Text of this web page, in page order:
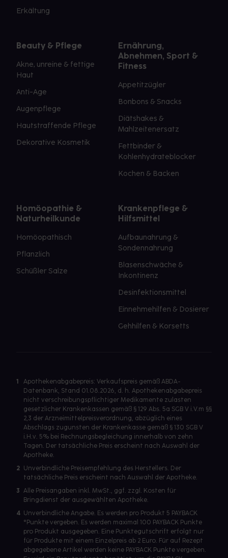
Erkältung
Beauty & Pflege
Akne, unreine & fettige
Haut
Anti-Age
Augenpflege
Hautstraffende Pflege
Dekorative Kosmetik
Ernährung,
Abnehmen, Sport &
Fitness
Appetitzügler
Bonbons & Snacks
Diätshakes &
Mahlzeitenersatz
Fettbinder &
Kohlenhydrateblocker
Kochen & Backen
Homöopathie &
Naturheilkunde
Homöopathisch
Pflanzlich
Schüßler Salze
Krankenpflege &
Hilfsmittel
Aufbaunahrung &
Sondennahrung
Blasenschwäche &
Inkontinenz
Desinfektionsmittel
Einnehmehilfen & Dosierer
Gehhilfen & Korsetts
1
Apothekenabgabepreis: Verkaufspreis gemäß ABDA-
Datenbank, Stand 01.08.2026, d. h. Apothekenabgabepreis
nicht verschreibungspflichtiger Medikamente zulasten
gesetzlicher Krankenkassen gemäß § 129 Abs. 5a SGB V i.V.m §§
2,3 der Arzneimittelpreisverordnung, abzüglich eines
Abschlags zugunsten der Krankenkasse gemäß § 130 SGB V
i.H.v. 5% bei Rechnungsbegleichung innerhalb von zehn
Tagen. Der tatsächliche Preis erscheint nach Auswahl der
Apotheke.
2 Unverbindliche Preisempfehlung des Herstellers. Der
tatsächliche Preis erscheint nach Auswahl der Apotheke.
3 Alle Preisangaben inkl. MwSt., ggf. zzgl. Kosten für
Bringdienst der ausgewählten Apotheke.
4 Unverbindliche Angabe. Es werden pro Produkt 5 PAYBACK
°Punkte vergeben. Es werden maximal 100 PAYBACK Punkte
pro Produkt ausgegeben. Eine Punktegutschrift erfolgt nur
für Produkte mit einem Einzelpreis ab 2 Euro. Für auf Rezept
abgegebene Artikel werden keine PAYBACK Punkte vergeben.